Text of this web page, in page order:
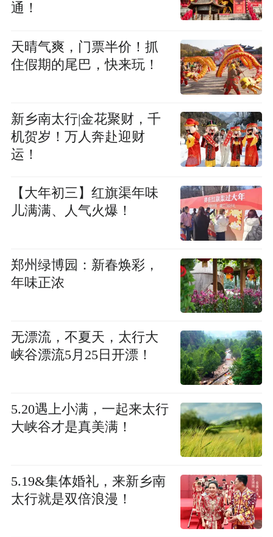
通！
天晴气爽，门票半价！抓
住假期的尾巴，快来玩！
新乡南太行|金花聚财，千
机贺岁！万人奔赴迎财
运！
【大年初三】红旗渠年味
儿满满、人气火爆！
郑州绿博园：新春焕彩，
年味正浓
无漂流，不夏天，太行大
峡谷漂流5月25日开漂！
5.20遇上小满，一起来太行
大峡谷才是真美满！
5.19&集体婚礼，来新乡南
太行就是双倍浪漫！